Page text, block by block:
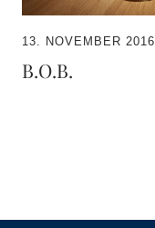
13. NOVEMBER 2016
B.O.B.